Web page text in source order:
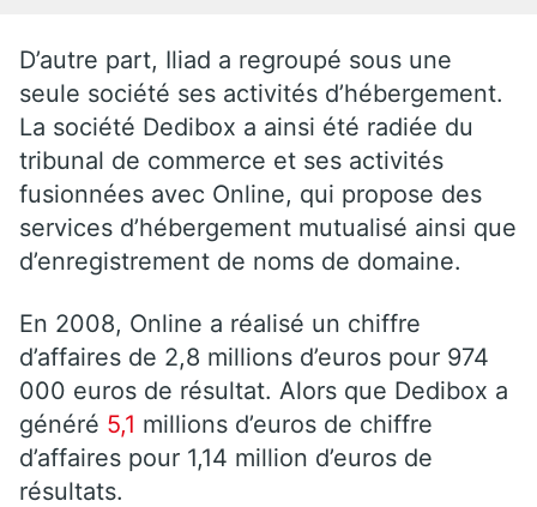
D’autre part, Iliad a regroupé sous une
seule société ses activités d’hébergement.
La société Dedibox a ainsi été radiée du
tribunal de commerce et ses activités
fusionnées avec Online, qui propose des
services d’hébergement mutualisé ainsi que
d’enregistrement de noms de domaine.
En 2008, Online a réalisé un chiffre
d’affaires de 2,8 millions d’euros pour 974
000 euros de résultat. Alors que Dedibox a
généré 5,1 millions d’euros de chiffre
d’affaires pour 1,14 million d’euros de
résultats.